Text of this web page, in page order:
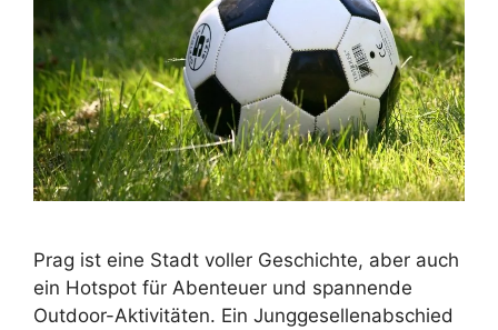
Prag ist eine Stadt voller Geschichte, aber auch
ein Hotspot für Abenteuer und spannende
Outdoor-Aktivitäten. Ein Junggesellenabschied